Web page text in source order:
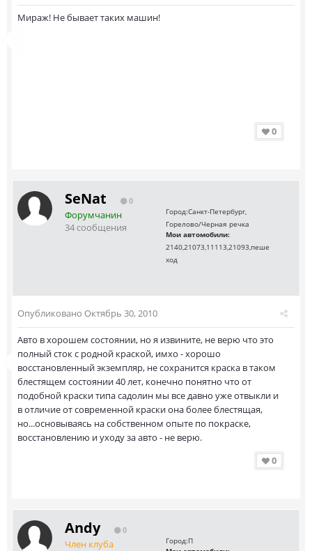
Мираж! Не бывает таких машин!
0
SeNat 0
Форумчанин
34 сообщения
Город:Санкт-Петербург,
Горелово/Черная речка
Мои автомобили:
2140,21073,11113,21093,пеше
ход
Опубликовано Октябрь 30, 2010
Авто в хорошем состоянии, но я извините, не верю что это
полный сток с родной краской, имхо - хорошо
восстановленный экземпляр, не сохранится краска в таком
блестящем состоянии 40 лет, конечно понятно что от
подобной краски типа садолин мы все давно уже отвыкли и
в отличие от современной краски она более блестящая,
но...основываясь на собственном опыте по покраске,
восстановлению и уходу за авто - не верю.
0
Andy 0
Член клуба
Город:П